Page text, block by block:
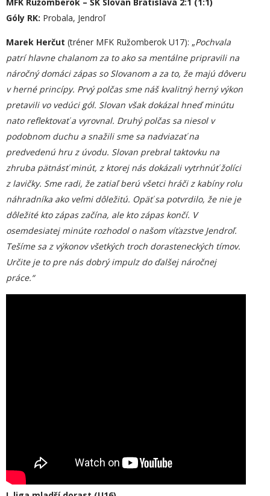
Góly RK: Probala, Jendroľ
Marek Herčut (tréner MFK Ružomberok U17): „Pochvala
patrí hlavne chalanom za to ako sa mentálne pripravili na
náročný domáci zápas so Slovanom a za to, že majú dôveru
v herné princípy. Prvý polčas sme náš kvalitný herný výkon
pretavili vo vedúci gól. Slovan však dokázal hneď minútu
nato reflektovať a vyrovnal. Druhý polčas sa niesol v
podobnom duchu a snažili sme sa nadviazať na
predvedenú hru z úvodu. Slovan prebral taktovku na
zhruba pätnásť minút, z ktorej nás dokázali vytrhnúť žolíci
z lavičky. Sme radi, že zatiaľ berú všetci hráči z kabíny rolu
náhradníka ako veľmi dôležitú. Opäť sa potvrdilo, že nie je
dôležité kto zápas začína, ale kto zápas končí. V
osemdesiatej minúte rozhodol o našom víťazstve Jendroľ.
Tešíme sa z výkonov všetkých troch dorasteneckých tímov.
Určite je to pre nás dobrý impulz do ďalšej náročnej
práce.“